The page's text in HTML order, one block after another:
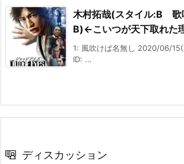
木村拓哉(スタイル:B
B)←こいつが天下取れた
1: 風吹けば名無し 2020/06/
ID: ...
ディスカッション